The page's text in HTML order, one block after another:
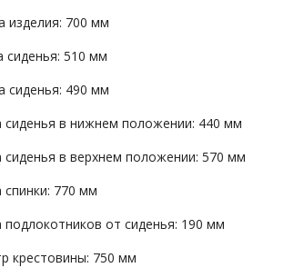
изделия: 700 мм
сиденья: 510 мм
сиденья: 490 мм
сиденья в нижнем положении: 440 мм
в верхнем положении: 570 мм
770 мм
от сиденья: 190 мм
крестовины: 750 мм